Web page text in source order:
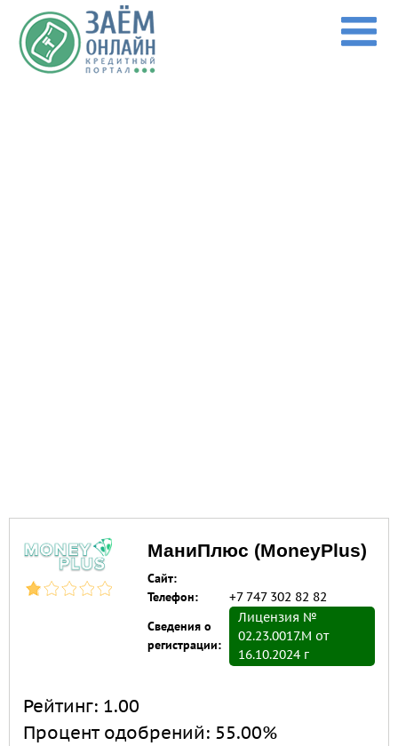
Перейти к основному содержанию
МаниПлюс (MoneyPlus)
Сайт:
Телефон:
+7 747 302 82 82
Сведения о
регистрации:
Лицензия №
02.23.0017.M от
16.10.2024 г
Рейтинг: 1.00
Процент одобрений: 55.00%